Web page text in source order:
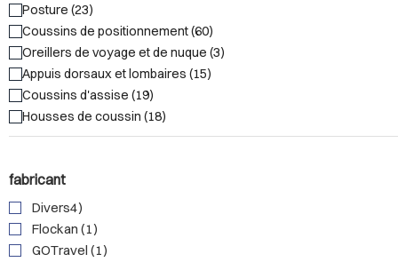
Posture (23)
Coussins de positionnement (60)
Oreillers de voyage et de nuque (3)
Appuis dorsaux et lombaires (15)
Coussins d'assise (19)
Housses de coussin (18)
fabricant
Divers4)
Flockan (1)
GOTravel (1)